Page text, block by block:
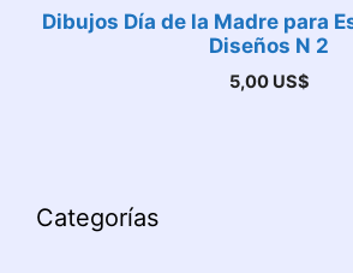
Dibujos Día de la Madre para
Diseños N 2
5,00 US$
Categorías